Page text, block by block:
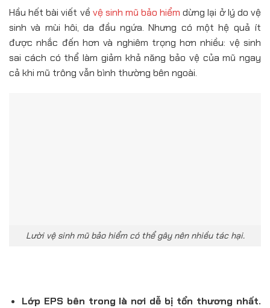
Hầu hết bài viết về vệ sinh mũ bảo hiểm dừng lại ở lý do vệ
sinh và mùi hôi, da đầu ngứa. Nhưng có một hệ quả ít
được nhắc đến hơn và nghiêm trọng hơn nhiều: vệ sinh
sai cách có thể làm giảm khả năng bảo vệ của mũ ngay
cả khi mũ trông vẫn bình thường bên ngoài.
Lười vệ sinh mũ bảo hiểm có thể gây nên nhiều tác hại.
Lớp EPS bên trong là nơi dễ bị tổn thương nhất.